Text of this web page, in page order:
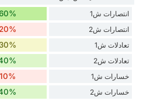
انتصارات ش1
انتصارات ش2 20%
تعادلات ش1 30%
تعادلات ش2
خسارات ش1 10%
خسارات ش2